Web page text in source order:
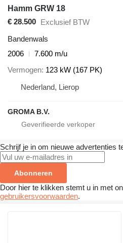
Hamm GRW 18
€ 28.500 Exclusief BTW
Bandenwals
2006
7.600 m/u
Vermogen 123 kW (167 PK)
Nederland, Lierop
GROMA B.V.
Schrijf je in om nieuwe advertenties
Abonneren
Door hier te klikken stemt u in met
gebruikersvoorwaarden.